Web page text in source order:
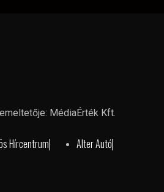
MédiaÉrték Kft.
Hírcentrum
Alter Autó